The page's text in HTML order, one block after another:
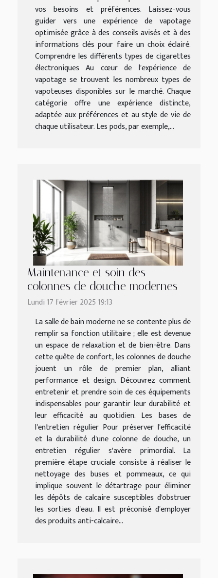
vos besoins et préférences. Laissez-vous
guider vers une expérience de vapotage
optimisée grâce à des conseils avisés et à des
informations clés pour faire un choix éclairé.
Comprendre les différents types de cigarettes
électroniques Au cœur de l'expérience de
vapotage se trouvent les nombreux types de
vapoteuses disponibles sur le marché. Chaque
catégorie offre une expérience distincte,
adaptée aux préférences et au style de vie de
chaque utilisateur. Les pods, par exemple,...
Maintenance et soin des
colonnes de douche modernes
Lundi 17 février 2025 19:13
La salle de bain moderne ne se contente plus de
remplir sa fonction utilitaire ; elle est devenue
un espace de relaxation et de bien-être. Dans
cette quête de confort, les colonnes de douche
jouent un rôle de premier plan, alliant
performance et design. Découvrez comment
entretenir et prendre soin de ces équipements
indispensables pour garantir leur durabilité et
leur efficacité au quotidien. Les bases de
l'entretien régulier Pour préserver l'efficacité
et la durabilité d'une colonne de douche, un
entretien régulier s'avère primordial. La
première étape cruciale consiste à réaliser le
nettoyage des buses et pommeaux, ce qui
implique souvent le détartrage pour éliminer
les dépôts de calcaire susceptibles d'obstruer
les sorties d'eau. Il est préconisé d'employer
des produits anti-calcaire...